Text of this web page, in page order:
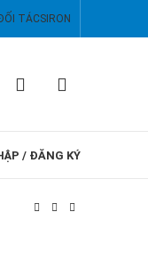
TÁCSIRON
/ ĐĂNG KÝ